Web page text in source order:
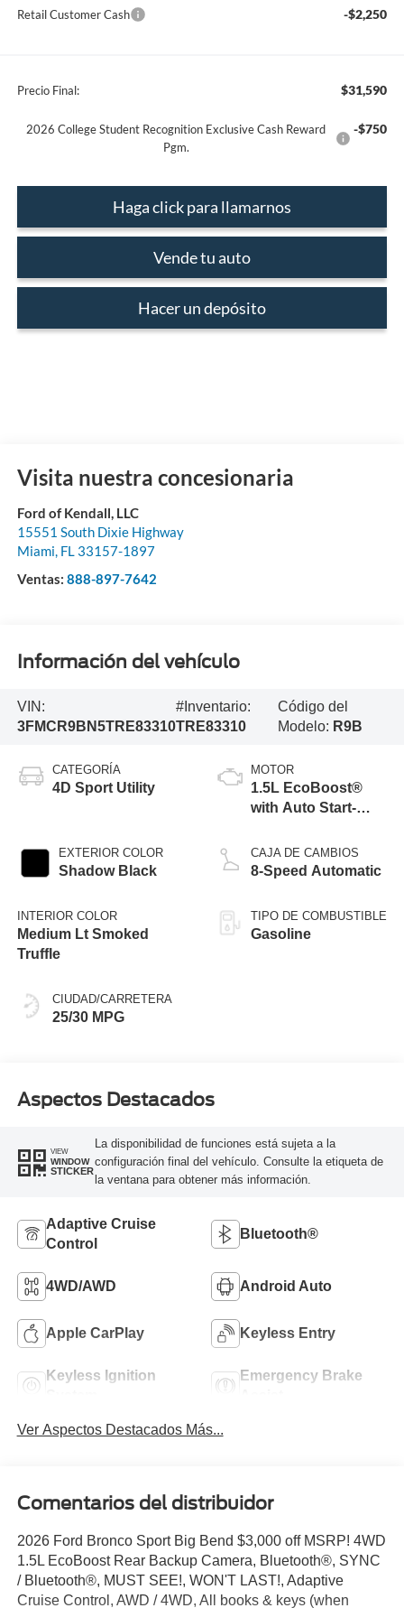
Retail Customer Cash -$2,250
Precio Final: $31,590
2026 College Student Recognition Exclusive Cash Reward
Pgm.
-$750
Haga click para llamarnos
Vende tu auto
Hacer un depósito
Visita nuestra concesionaria
Ford of Kendall, LLC
15551 South Dixie Highway
Miami, FL 33157-1897
Ventas: 888-897-7642
Información del vehículo
VIN:
3FMCR9BN5TRE83310
#Inventario:
TRE83310
Código del
Modelo: R9B
CATEGORÍA
4D Sport Utility
EXTERIOR COLOR
Shadow Black
INTERIOR COLOR
Medium Lt Smoked
Truffle
CIUDAD/CARRETERA
25/30 MPG
MOTOR
1.5L EcoBoost®
with Auto Start-
CAJA DE CAMBIOS
8-Speed Automatic
TIPO DE COMBUSTIBLE
Gasoline
Aspectos Destacados
VIEW
WINDOW
STICKER
La disponibilidad de funciones está sujeta a la
configuración final del vehículo. Consulte la etiqueta de
la ventana para obtener más información.
Adaptive Cruise
Control
Bluetooth®
4WD/AWD Android Auto
Apple CarPlay Keyless Entry
Keyless Ignition
Emergency Brake
Ver Aspectos Destacados Más...
Comentarios del distribuidor
2026 Ford Bronco Sport Big Bend $3,000 off MSRP! 4WD
1.5L EcoBoost Rear Backup Camera, Bluetooth®, SYNC
/ Bluetooth®, MUST SEE!, WON'T LAST!, Adaptive
Cruise Control, AWD / 4WD, All books & keys (when